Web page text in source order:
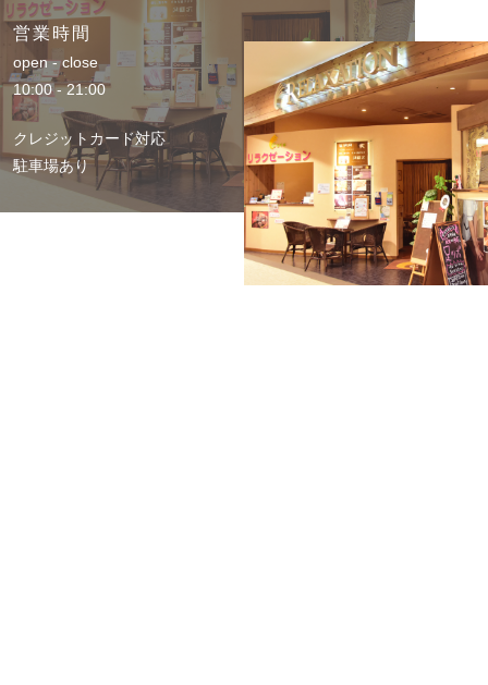
営業時間
open - close
10:00 - 21:00
クレジットカード対応
駐車場あり